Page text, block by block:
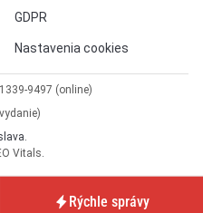
GDPR
Nastavenia cookies
9497 (online)
Vitals.
Rýchle správy